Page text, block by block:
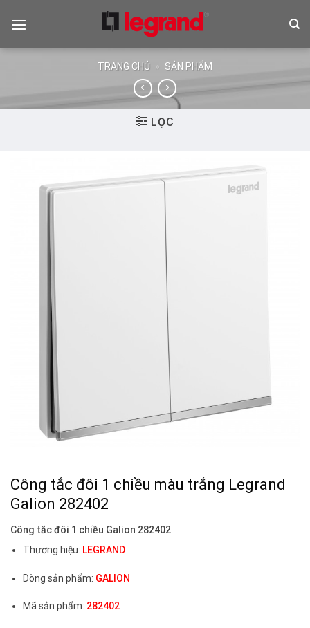
TRANG CHỦ » SẢN PHẨM
LỌC
Công tắc đôi 1 chiều màu trắng Legrand
Galion 282402
Công tắc đôi 1 chiều Galion 282402
Thương hiệu: LEGRAND
Dòng sản phẩm: GALION
Mã sản phẩm: 282402